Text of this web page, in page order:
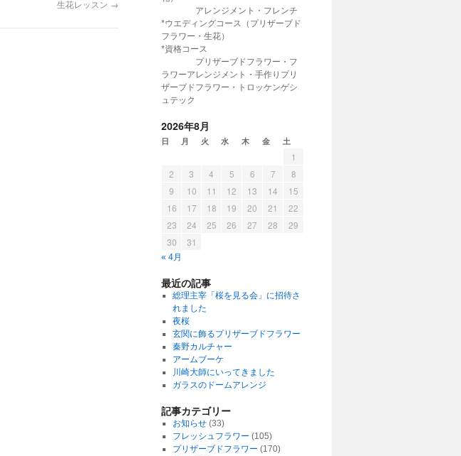
生花レッスン →
アレンジメント・フレンチ
*ウエディングコース（プリザーブド
フラワー・生花）
*資格コース
プリザーブドフラワー・フ
ラワーアレンジメント・手作りプリ
ザーブドフラワー・トロッケンゲシ
ュテック
2026年8月
日 月 火 水 木 金 土
1
2
3 4 5 6 7
8
9
10 11 12 13 14
15
16
17 18 19 20 21
22
23
24 25 26 27 28
29
30
31
« 4月
最近の記事
総理主宰「桜を見る会」に招待さ
れました
夜桜
玄関に飾るプリザーブドフラワー
秦野カルチャー
アームブーケ
川崎大師にいってきました
ガラスのドームアレンジ
記事カテゴリー
お知らせ(33)
フレッシュフラワー (105)
プリザーブドフラワー (170)